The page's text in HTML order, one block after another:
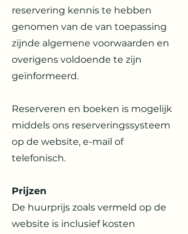
reservering kennis te hebben
genomen van de van toepassing
zijnde algemene voorwaarden en
overigens voldoende te zijn
geïnformeerd.
Reserveren en boeken is mogelijk
middels ons reserveringssysteem
op de website, e-mail of
telefonisch.
Prijzen
De huurprijs zoals vermeld op de
website is inclusief kosten